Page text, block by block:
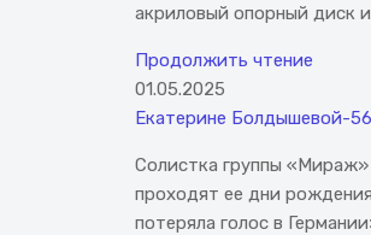
акриловый опорный диск
Продолжить чтение
01.05.2025
Екатерине Болдышевой-56
Солистка группы
проходят ее дни
потеряла голос в